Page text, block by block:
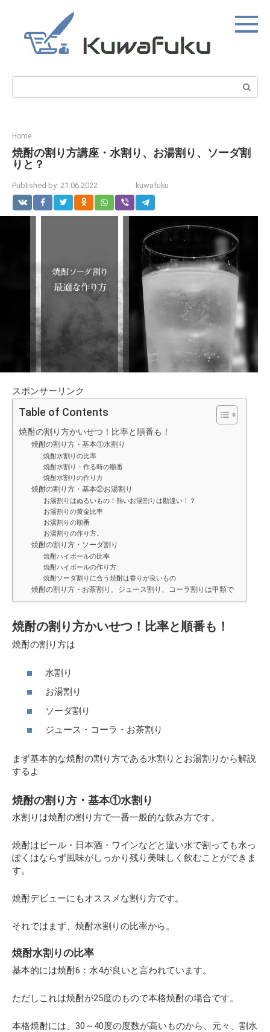
content
Search:
Home
焼酎の割り方講座・水割り、お湯割り、ソーダ割
りと？
Published by: 21.06.2022 kuwafuku
スポンサーリンク
Table of Contents
焼酎の割り方かいせつ！比率と順番も！
焼酎の割り方・基本①水割り
焼酎水割りの比率
焼酎水割り・作る時の順番
焼酎水割りの作り方
焼酎の割り方・基本②お湯割り
お湯割りはぬるいもの！熱いお湯割りは勘違い！？
お湯割りの黄金比率
お湯割りの順番
お湯割りの作り方。
焼酎の割り方・ソーダ割り
焼酎ハイボールの比率
焼酎ハイボールの作り方
焼酎ソーダ割りに合う焼酎は香りが良いもの
焼酎の割り方・お茶割り、ジュース割り、コーラ割りは甲類で
焼酎の割り方かいせつ！比率と順番も！
焼酎の割り方は
水割り
お湯割り
ソーダ割り
ジュース・コーラ・お茶割り
まず基本的な焼酎の割り方である水割りとお湯割りから解説
するよ
焼酎の割り方・基本①水割り
水割りは焼酎の割り方で一番一般的な飲み方です。
焼酎はビール・日本酒・ワインなどと違い水で割っても水っ
ぽくはならず風味がしっかり残り美味しく飲むことができま
す。
焼酎デビューにもオススメな割り方です。
それではまず、焼酎水割りの比率から。
焼酎水割りの比率
基本的には焼酎6：水4が良いと言われています。
ただしこれは焼酎が25度のもので本格焼酎の場合です。
本格焼酎には、30～40度の度数が高いものから、元々、割水